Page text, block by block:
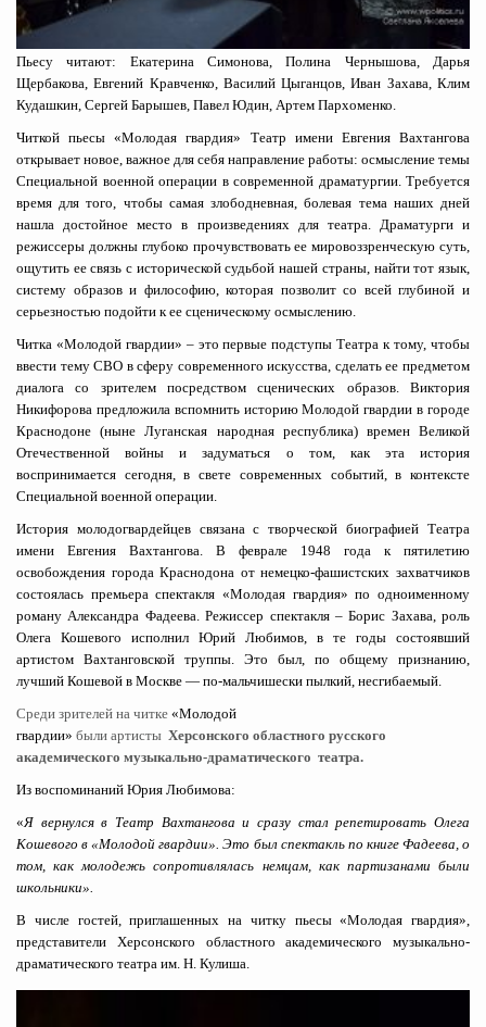
Пьесу читают: Екатерина Симонова, Полина Чернышова, Дарья
Щербакова, Евгений Кравченко, Василий Цыганцов, Иван Захава, Клим
Кудашкин, Сергей Барышев, Павел Юдин, Артем Пархоменко.
Читкой пьесы «Молодая гвардия» Театр имени Евгения Вахтангова
открывает новое, важное для себя направление работы: осмысление темы
Специальной военной операции в современной драматургии. Требуется
время для того, чтобы самая злободневная, болевая тема наших дней
нашла достойное место в произведениях для театра. Драматурги и
режиссеры должны глубоко прочувствовать ее мировоззренческую суть,
ощутить ее связь с исторической судьбой нашей страны, найти тот язык,
систему образов и философию, которая позволит со всей глубиной и
серьезностью подойти к ее сценическому осмыслению.
Читка «Молодой гвардии» – это первые подступы Театра к тому, чтобы
ввести тему СВО в сферу современного искусства, сделать ее предметом
диалога со зрителем посредством сценических образов. Виктория
Никифорова предложила вспомнить историю Молодой гвардии в городе
Краснодоне (ныне Луганская народная республика) времен Великой
Отечественной войны и задуматься о том, как эта история
воспринимается сегодня, в свете современных событий, в контексте
Специальной военной операции.
История молодогвардейцев связана с творческой биографией Театра
имени Евгения Вахтангова. В феврале 1948 года к пятилетию
освобождения города Краснодона от немецко-фашистских захватчиков
состоялась премьера спектакля «Молодая гвардия» по одноименному
роману Александра Фадеева. Режиссер спектакля – Борис Захава, роль
Олега Кошевого исполнил Юрий Любимов, в те годы состоявший
артистом Вахтанговской труппы. Это был, по общему признанию,
лучший Кошевой в Москве — по-мальчишески пылкий, несгибаемый.
Среди зрителей на читке «Молодой
гвардии» были артисты Херсонского областного русского
академического музыкально-драматического театра.
Из воспоминаний Юрия Любимова:
«Я вернулся в Театр Вахтангова и сразу стал репетировать Олега
Кошевого в «Молодой гвардии». Это был спектакль по книге Фадеева, о
том, как молодежь сопротивлялась немцам, как партизанами были
школьники».
В числе гостей, приглашенных на читку пьесы «Молодая гвардия»,
представители Херсонского областного академического музыкально-
драматического театра им. Н. Кулиша.